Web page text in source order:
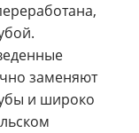
заменяют
и широко